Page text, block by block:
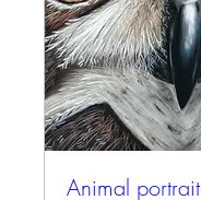
Animal portrait